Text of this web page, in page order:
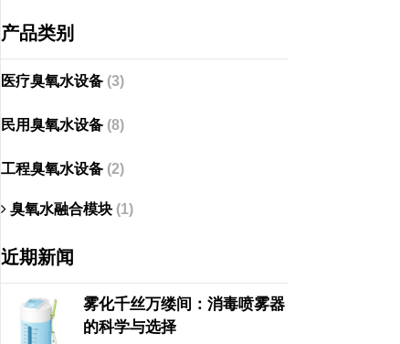
产品类别
医疗臭氧水设备 (3)
民用臭氧水设备 (8)
工程臭氧水设备 (2)
臭氧水融合模块 (1)
近期新闻
雾化千丝万缕间：消毒喷雾器
的科学与选择